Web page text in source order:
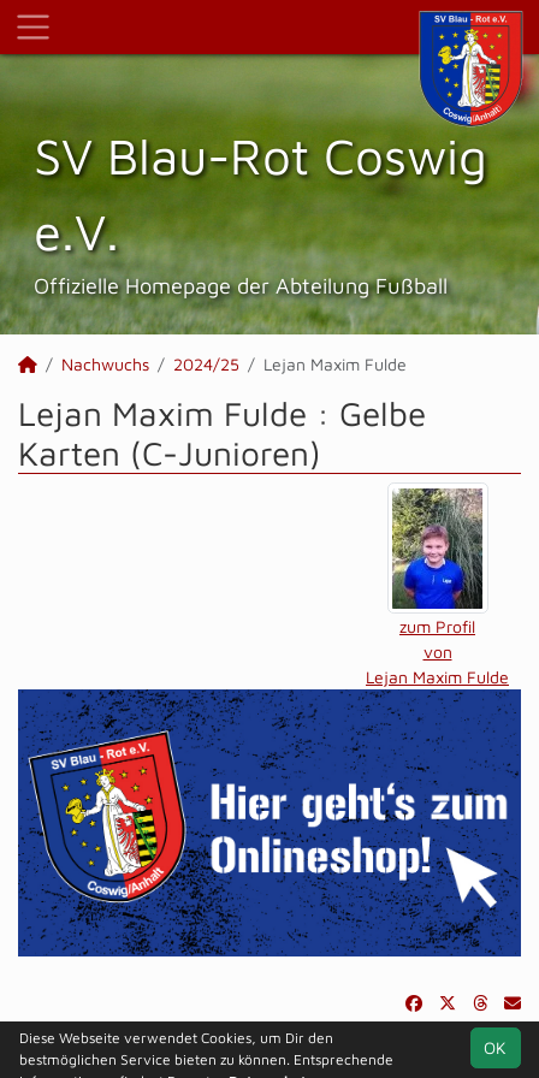
SV Blau-Rot Coswig
e.V.
Offizielle Homepage der Abteilung Fußball
Nachwuchs 2024/25 Lejan Maxim Fulde
Lejan Maxim Fulde : Gelbe
Karten (C-Junioren)
zum Profil
von
Lejan Maxim Fulde
soccero.de OK
Diese Webseite verwendet Cookies, um Dir den
bestmöglichen Service bieten zu können. Entsprechende